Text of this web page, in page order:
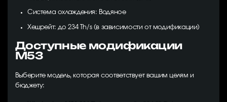
Система охлаждения: Водяное
Хешрейт: до 234 Th/s (в зависимости от модификации)
Доступные модификации
M53
Выберите модель, которая соответствует вашим целям и
бюджету: